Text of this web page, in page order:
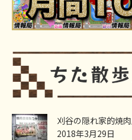
刈谷の隠れ家的焼
2018年3月29日